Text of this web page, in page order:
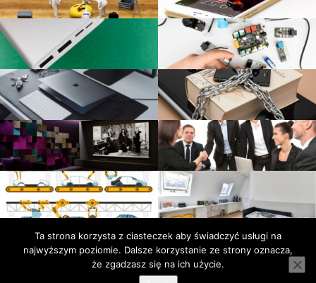
Facebook
Polityka
prywatności
Kontakt
Polski.Fitness
Noweczasy.com.pl
Pozyczaj.net
Turystycznie.com.pl
Serwis wykorzystuje pliki cookies. Korzystając ze strony
wyrażasz zgodę na wykorzystywanie plików cookies.
dowiedz
Ta strona korzysta z ciasteczek aby świadczyć usługi na
najwyższym poziomie. Dalsze korzystanie ze strony oznacza,
że zgadzasz się na ich użycie.